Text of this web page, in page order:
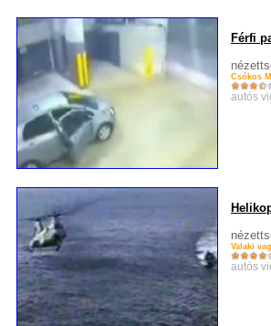
Férfi
Csókos
autós
Valaki
autós